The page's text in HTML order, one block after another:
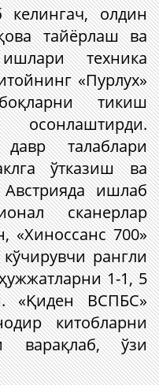
келингач, олдин
тайёрлаш ва
техника
«Пурлух»
тикиш
талаблари
ўтказиш ва
ишлаб
сканерлар
«Хиносcанс 700»
рангли
1-1, 5
«Қиден ВСПБС»
китобларни
варақлаб, ўзи